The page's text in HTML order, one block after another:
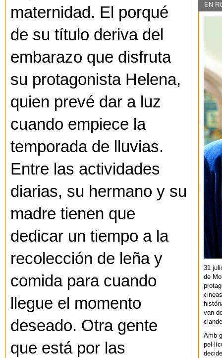
maternidad. El porqué
de su título deriva del
embarazo que disfruta
su protagonista Helena,
quien prevé dar a luz
cuando empiece la
temporada de lluvias.
Entre las actividades
diarias, su hermano y su
madre tienen que
dedicar un tiempo a la
recolección de leña y
comida para cuando
llegue el momento
deseado. Otra gente
que está por las
EN
31
de
van
Amb